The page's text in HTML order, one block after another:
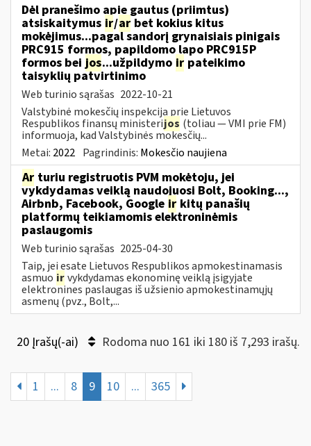
Dėl pranešimo apie gautus (priimtus)
atsiskaitymus ir/ar bet kokius kitus
mokėjimus...pagal sandorį grynaisiais pinigais
PRC915 formos, papildomo lapo PRC915P
formos bei jos...užpildymo ir pateikimo
taisyklių patvirtinimo
Web turinio sąrašas 2022-10-21
Valstybinė mokesčių inspekcija prie Lietuvos
Respublikos finansų ministerijos (toliau ― VMI prie FM)
informuoja, kad Valstybinės mokesčių...
Metai: 2022 Pagrindinis: Mokesčio naujiena
Ar turiu registruotis PVM mokėtoju, jei
vykdydamas veiklą naudojuosi Bolt, Booking...,
Airbnb, Facebook, Google ir kitų panašių
platformų teikiamomis elektroninėmis
paslaugomis
Web turinio sąrašas 2025-04-30
Taip, jei esate Lietuvos Respublikos apmokestinamasis
asmuo irvykdydamas ekonominę veiklą įsigyjate
elektronines paslaugas iš užsienio apmokestinamųjų
asmenų (pvz., Bolt,...
20 Įrašų(-ai) Rodoma nuo 161 iki 180 iš 7,293 irašų.
1 ... 8 9 10 ... 365